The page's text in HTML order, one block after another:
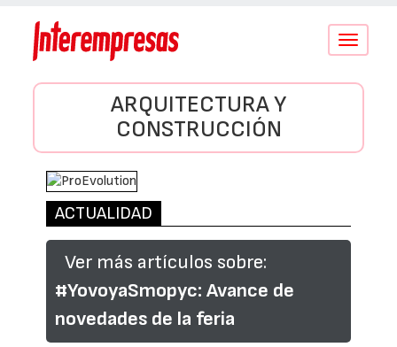
Conmutar
ARQUITECTURA Y
CONSTRUCCIÓN
ACTUALIDAD
Ver más artículos sobre:
#YovoyaSmopyc: Avance de
novedades de la feria